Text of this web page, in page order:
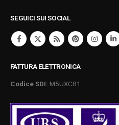
SEGUICI SUI SOCIAL
FATTURA ELETTRONICA
Codice SDI: M5UXCR1